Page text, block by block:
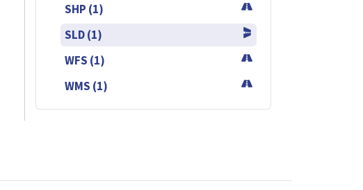
SHP (1)
SLD (1)
WFS (1)
WMS (1)